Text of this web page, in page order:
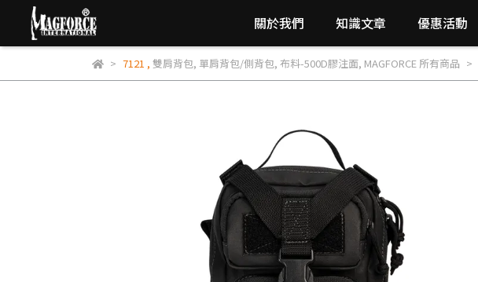
關於我們 知識文章 優惠活動
7121 , 雙肩背包, 單肩背包/側背包, 布料-500D膠注面, MAGFORCE 所有商品